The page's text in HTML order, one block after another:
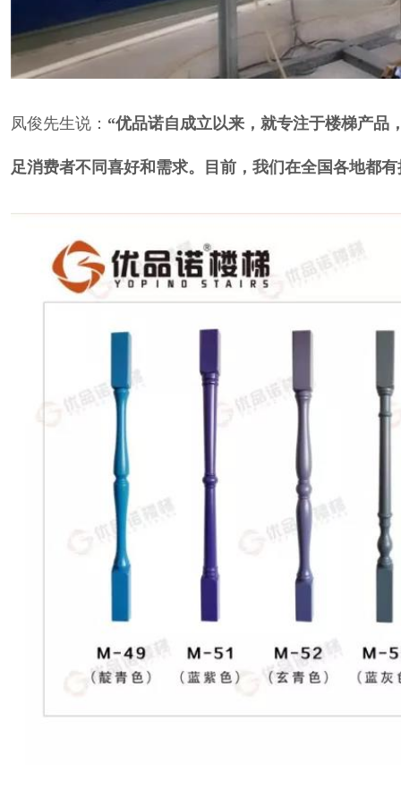
凤俊先生说： “优品诺自成立以来，就专注于楼梯产品
足消费者不同喜好和需求。目前，我们在全国各地都